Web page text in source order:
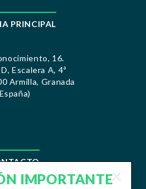
PRINCIPAL
16.
Escalera A, 4ª
Armilla, Granada
IMPORTANTE